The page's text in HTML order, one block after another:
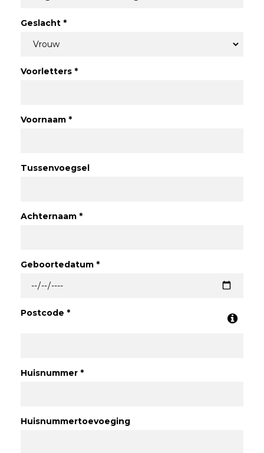
Geslacht *
Voorletters *
Voornaam *
Tussenvoegsel
Achternaam *
Geboortedatum *
Postcode *
Huisnummer *
Huisnummertoevoeging